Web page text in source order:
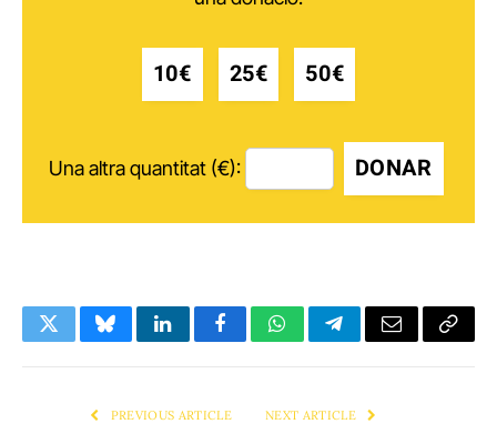
10€ 25€ 50€
Una altra quantitat (€): DONAR
TwitterBlueskyLinkedInFacebookWhatsAppTelegramEmail Copy
PREVIOUS ARTICLE NEXT ARTICLE